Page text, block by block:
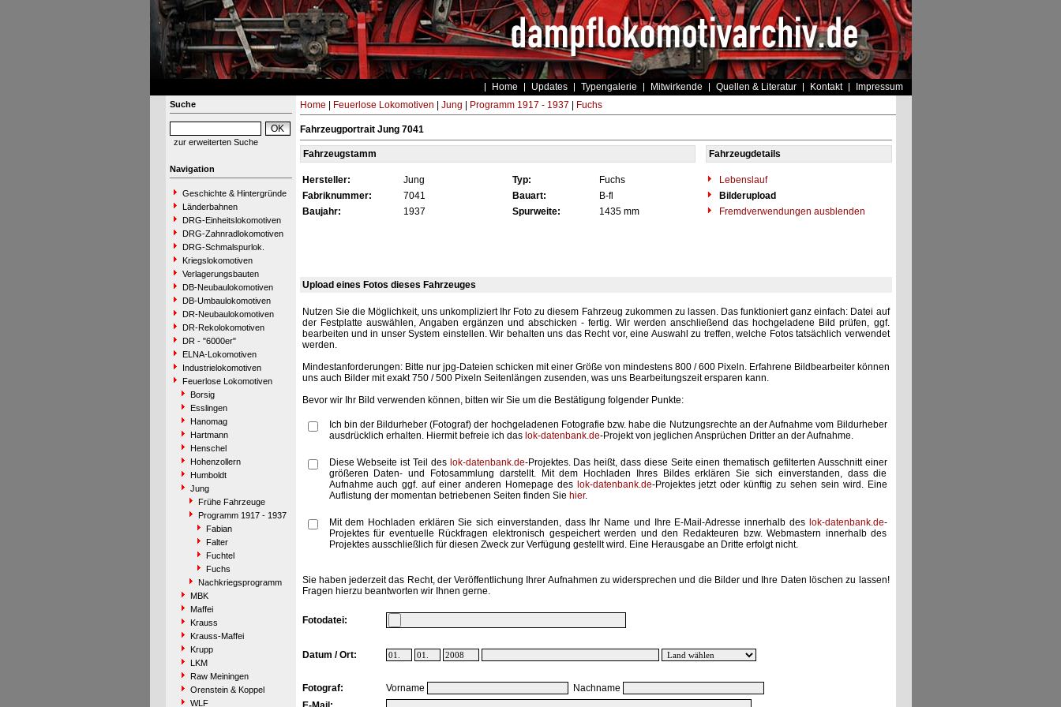
Home Updates Typengalerie Mitwirkende Quellen & Literatur Kontakt Impressum
Suche
zur erweiterten Suche
Navigation
Geschichte & Hintergründe
Länderbahnen
DRG-Einheitslokomotiven
DRG-Zahnradlokomotiven
DRG-Schmalspurlok.
Kriegslokomotiven
Verlagerungsbauten
DB-Neubaulokomotiven
DB-Umbaulokomotiven
DR-Neubaulokomotiven
DR-Rekolokomotiven
DR - "6000er"
ELNA-Lokomotiven
Industrielokomotiven
Feuerlose Lokomotiven
Borsig
Esslingen
Hanomag
Hartmann
Henschel
Hohenzollern
Humboldt
Jung
Frühe Fahrzeuge
Programm 1917 - 1937
Fabian
Falter
Fuchtel
Fuchs
Nachkriegsprogramm
MBK
Maffei
Krauss
Krauss-Maffei
Krupp
LKM
Raw Meiningen
Orenstein & Koppel
WLF
Home Feuerlose Lokomotiven Jung Programm 1917 - 1937 Fuchs
Fahrzeugportrait Jung 7041
Fahrzeugstamm Fahrzeugdetails
Hersteller: Jung Typ: Fuchs
Lebenslauf
Fabriknummer:
7041 Bauart: B-fl
Bilderupload
Baujahr:
1937 Spurweite: 1435 mm Fremdverwendungen ausblenden
Upload eines Fotos dieses Fahrzeuges
Nutzen Sie die Möglichkeit, uns unkompliziert Ihr Foto zu diesem Fahrzeug zukommen zu lassen. Das funktioniert ganz einfach: Datei auf
der Festplatte auswählen, Angaben ergänzen und abschicken - fertig. Wir werden anschließend das hochgeladene Bild prüfen, ggf.
bearbeiten und in unser System einstellen. Wir behalten uns das Recht vor, eine Auswahl zu treffen, welche Fotos tatsächlich verwendet
werden.
Mindestanforderungen: Bitte nur jpg-Dateien schicken mit einer Größe von mindestens 800 / 600 Pixeln. Erfahrene Bildbearbeiter können
uns auch Bilder mit exakt 750 / 500 Pixeln Seitenlängen zusenden, was uns Bearbeitungszeit ersparen kann.
Bevor wir Ihr Bild verwenden können, bitten wir Sie um die Bestätigung folgender Punkte:
Ich bin der Bildurheber (Fotograf) der hochgeladenen Fotografie bzw. habe die Nutzungsrechte an der Aufnahme vom Bildurheber
ausdrücklich erhalten. Hiermit befreie ich das lok-datenbank.de-Projekt von jeglichen Ansprüchen Dritter an der Aufnahme.
Diese Webseite ist Teil des lok-datenbank.de-Projektes. Das heißt, dass diese Seite einen thematisch gefilterten Ausschnitt einer
größeren Daten- und Fotosammlung darstellt. Mit dem Hochladen Ihres Bildes erklären Sie sich einverstanden, dass die
Aufnahme auch ggf. auf einer anderen Homepage des lok-datenbank.de-Projektes jetzt oder künftig zu sehen sein wird. Eine
Auflistung der momentan betriebenen Seiten finden Sie hier.
Mit dem Hochladen erklären Sie sich einverstanden, dass Ihr Name und Ihre E-Mail-Adresse innerhalb des lok-datenbank.de-
Projektes für eventuelle Rückfragen elektronisch gespeichert werden und den Redakteuren bzw. Webmastern innerhalb des
Projektes ausschließlich für diesen Zweck zur Verfügung gestellt wird. Eine Herausgabe an Dritte erfolgt nicht.
Sie haben jederzeit das Recht, der Veröffentlichung Ihrer Aufnahmen zu widersprechen und die Bilder und Ihre Daten löschen zu lassen!
Fragen hierzu beantworten wir Ihnen gerne.
Fotodatei:
Datum / Ort:
Fotograf: Vorname
Nachname